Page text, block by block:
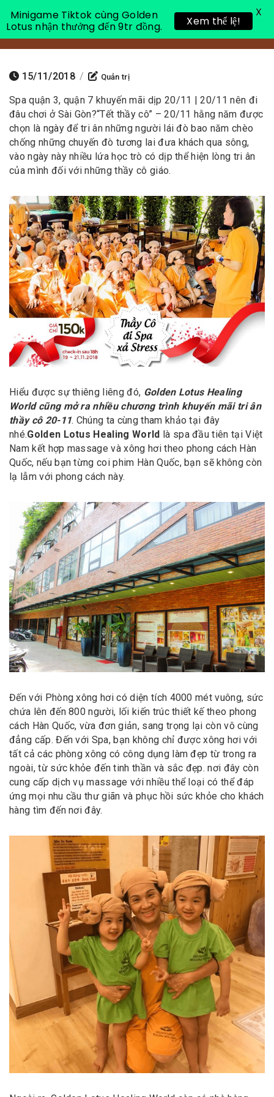
Toggle
15/11/2018 / Quản trị
Spa quận 3, quận 7 khuyến mãi dịp 20/11 | 20/11 nên đi
đâu chơi ở Sài Gòn?“Tết thầy cô” – 20/11 hằng năm được
chọn là ngày để tri ân những người lái đò bao năm chèo
chống những chuyến đò tương lai đưa khách qua sông,
vào ngày này nhiều lứa học trò có dịp thể hiện lòng tri ân
của mình đối với những thầy cô giáo.
Hiểu được sự thiêng liêng đó, Golden Lotus Healing
World cũng mở ra nhiều chương trình khuyến mãi tri ân
thầy cô 20-11. Chúng ta cùng tham khảo tại đây
nhé.Golden Lotus Healing World là spa đầu tiên tại Việt
Nam kết hợp massage và xông hơi theo phong cách Hàn
Quốc, nếu bạn từng coi phim Hàn Quốc, bạn sẽ không còn
lạ lẫm với phong cách này.
Đến với Phòng xông hơi có diện tích 4000 mét vuông, sức
chứa lên đến 800 người, lối kiến trúc thiết kế theo phong
cách Hàn Quốc, vừa đơn giản, sang trọng lại còn vô cùng
đẳng cấp. Đến với Spa, bạn không chỉ được xông hơi với
tất cả các phòng xông có công dụng làm đẹp từ trong ra
ngoài, từ sức khỏe đến tinh thần và sắc đẹp. nơi đây còn
cung cấp dịch vụ massage với nhiều thể loại có thể đáp
ứng mọi nhu cầu thư giãn và phục hồi sức khỏe cho khách
hàng tìm đến nơi đây.
Minigame Tiktok cùng Golden
Lotus nhận thưởng đến 9tr đồng.
Xem thể lệ!
X